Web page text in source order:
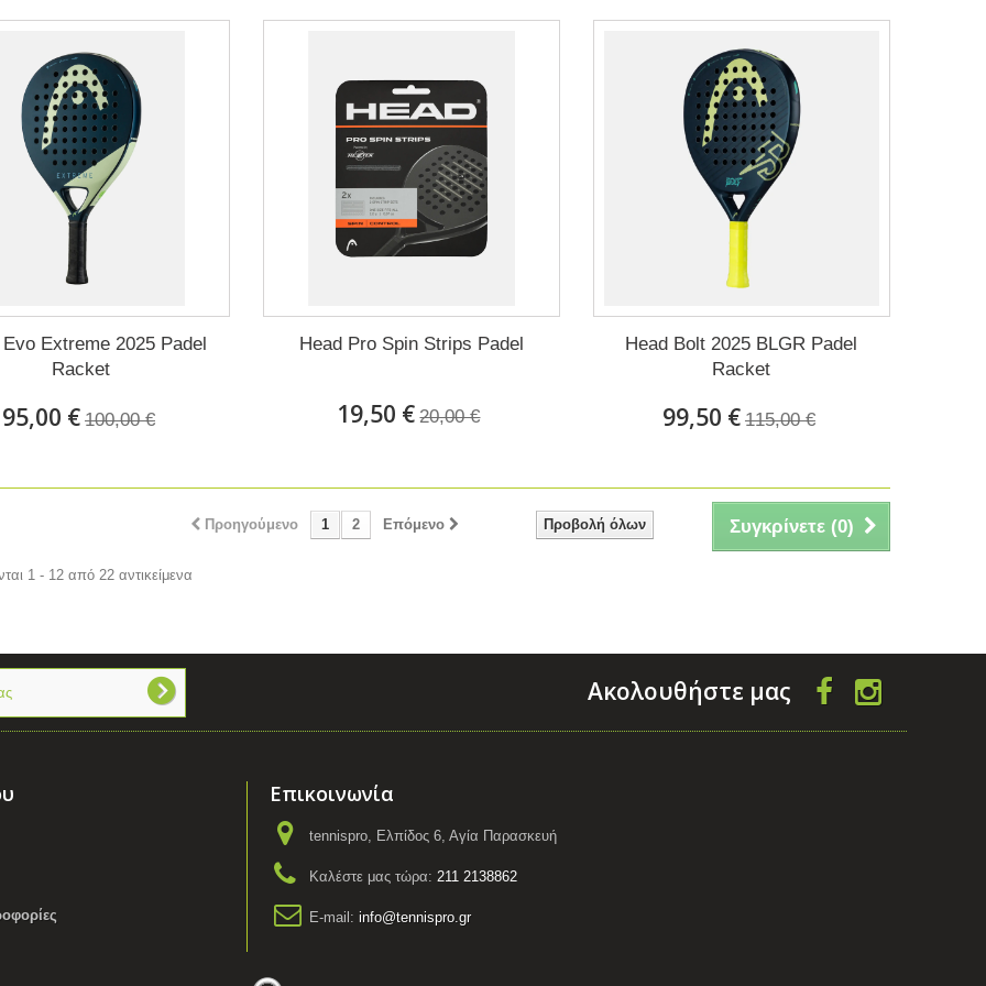
Extreme 2025 Padel
Racket
95,00 € 100,00 €
Head Pro Spin Strips Padel
19,50 € 20,00 €
Head Bolt 2025 BLGR Padel
Racket
99,50 € 115,00 €
Συγκρίνετε (0)
Προβολή όλων
Προηγούμενο 1 2 Επόμενο
1 - 12 από 22 αντικείμενα
Aκολουθήστε μας
Επικοινωνία
tennispro, Ελπίδος 6, Αγία Παρασκευή
Καλέστε μας τώρα: 211 2138862
E-mail: info@tennispro.gr